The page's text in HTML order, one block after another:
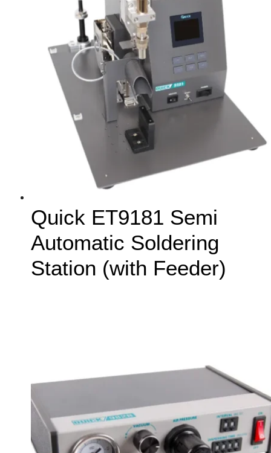
Quick ET9181 Semi
Automatic Soldering
Station (with Feeder)